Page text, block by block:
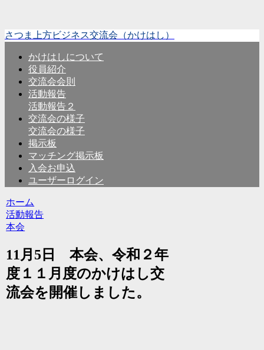
さつま上方ビジネス交流会（かけはし）
かけはしについて
役員紹介
交流会会則
活動報告
活動報告２
交流会の様子
交流会の様子
掲示板
マッチング掲示板
入会お申込
ユーザーログイン
ホーム
活動報告
本会
11月5日 本会、令和２年
度１１月度のかけはし交
流会を開催しました。